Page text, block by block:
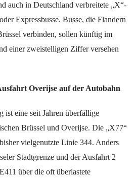
auch in Deutschland verbreitete „X“-
Expressbusse. Busse, die Flandern
verbinden, sollen künftig im
einer zweistelligen Ziffer versehen
Overijse auf der Autobahn
ist eine seit Jahren überfällige
Brüssel und Overijse. Die „X77“
vielgenutzte Linie 344. Anders
Stadtgrenze und der Ausfahrt 2
über die oft überlastete